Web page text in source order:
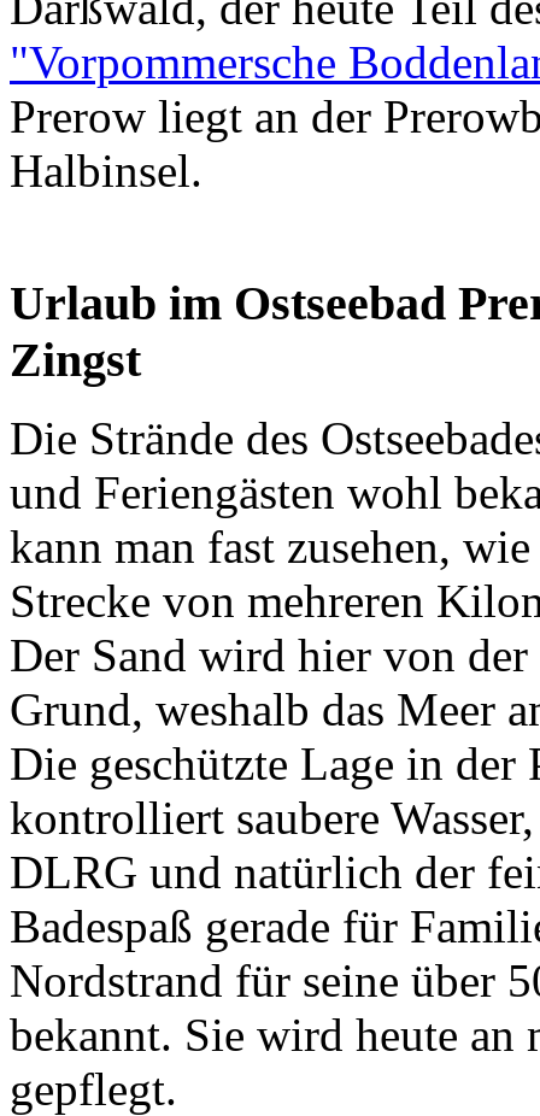
"Vorpommersche
Prerow liegt an der
Halbinsel.
Urlaub im Ostseebad
Zingst
Die Strände des
und Feriengästen wohl
kann man fast zusehen,
Strecke von mehreren
Der Sand wird hier von der
Grund, weshalb das Meer
Die geschützte Lage in der
kontrolliert saubere
DLRG und natürlich der
Badespaß gerade für
Nordstrand für seine über
bekannt. Sie wird heute an
gepflegt.